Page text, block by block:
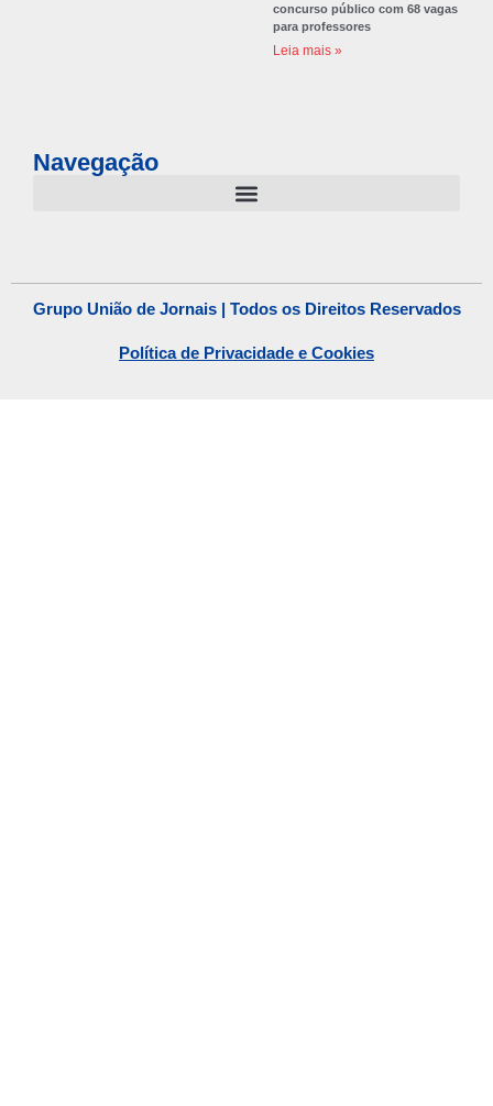
concurso público com 68 vagas
para professores
Leia mais »
Navegação
Grupo União de Jornais | Todos os Direitos Reservados
Política de Privacidade e Cookies